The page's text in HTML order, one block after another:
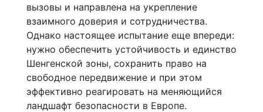
вызовы и направлена на укрепление
взаимного доверия и сотрудничества.
Однако настоящее испытание еще впереди:
нужно обеспечить устойчивость и единство
Шенгенской зоны, сохранить право на
свободное передвижение и при этом
эффективно реагировать на меняющийся
ландшафт безопасности в Европе.